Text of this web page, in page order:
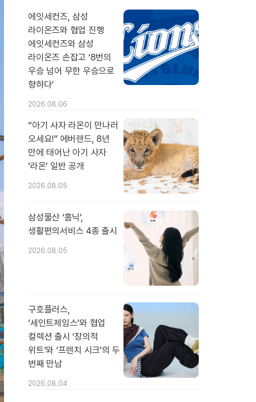
에잇세컨즈, 삼성
라이온즈와 협업 진행
에잇세컨즈와 삼성
라이온즈 손잡고 ‘8번의
우승 넘어 무한 우승으로
향하다’
2026.08.06
“아기 사자 라온이 만나러
오세요!” 에버랜드, 8년
만에 태어난 아기 사자
‘라온’ 일반 공개
2026.08.05
삼성물산 ‘홈닉’,
생활편의서비스 4종 출시
2026.08.05
구호플러스,
‘세인트제임스’와 협업
컬렉션 출시 ‘창의적
위트’와 ‘프렌치 시크’의 두
번째 만남
2026.08.04